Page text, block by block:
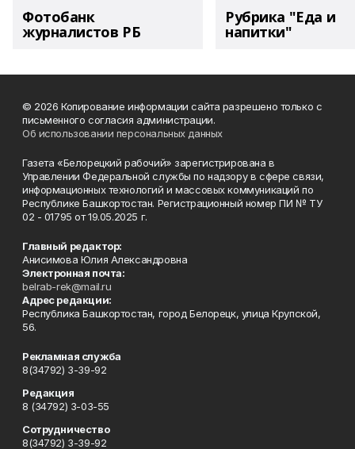
Фотобанк
журналистов РБ
Рубрика "Еда и
напитки"
© 2026 Копирование информации сайта разрешено только с
письменного согласия администрации.
Об использовании персональных данных
Газета «Белорецкий рабочий» зарегистрирована в
Управлении Федеральной службы по надзору в сфере связи,
информационных технологий и массовых коммуникаций по
Республике Башкортостан. Регистрационный номер ПИ № ТУ
02 - 01795 от 19.05.2025 г.
Главный редактор:
Анисимова Юлия Александровна
Электронная почта:
belrab-rek@mail.ru
Адрес редакции:
Республика Башкортостан, город Белорецк, улица Крупской,
56.
Рекламная служба
8(34792) 3-39-92
Редакция
8 (34792) 3-03-55
Сотрудничество
8(34792) 3-39-92